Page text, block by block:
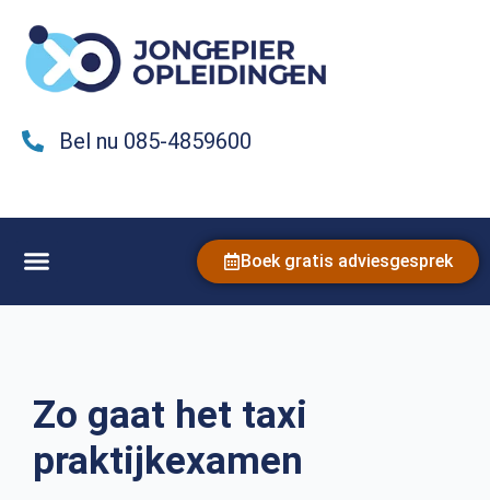
Bel nu 085-4859600
Boek gratis adviesgesprek
Zo gaat het taxi
praktijkexamen